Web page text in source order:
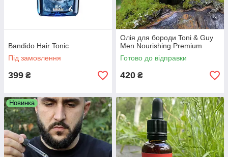
Bandido Hair Tonic
Під замовлення
399 ₴
Олія для бороди Toni & Guy
Men Nourishing Premium
Готово до відправки
420 ₴
Новинка